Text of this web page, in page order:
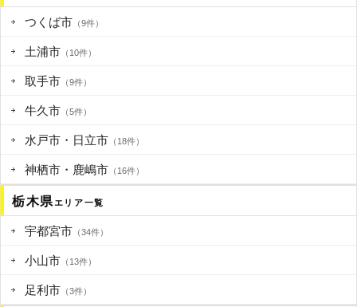
つくば市 （9件）
土浦市 （10件）
取手市 （9件）
牛久市 （5件）
水戸市・日立市 （18件）
神栖市・鹿嶋市 （16件）
栃木県エリア一覧
宇都宮市 （34件）
小山市 （13件）
足利市 （3件）